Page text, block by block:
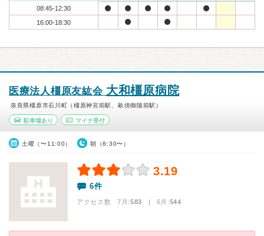
08:45-12:30
16:00-18:30
医療法人橿原友紘会 大和橿原病院
奈良県橿原市石川町（橿原神宮前駅、畝傍御陵前駅）
駐車場あり マイナ受付
土曜（〜11:00） 朝（8:30〜）
3.19
6件
アクセス数 7月:583 | 6月:544